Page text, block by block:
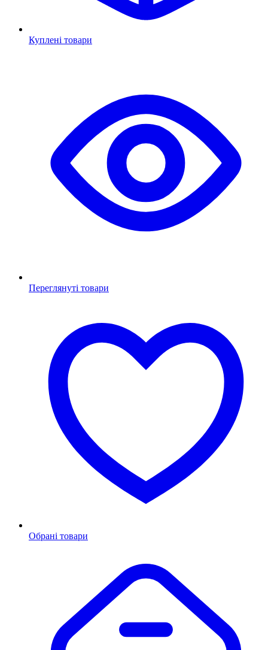
Куплені товари
Переглянуті товари
Обрані товари